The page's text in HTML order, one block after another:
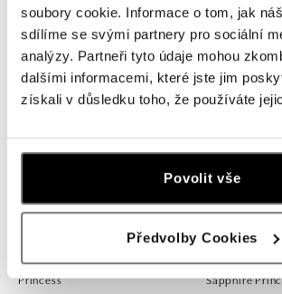
soubory cookie. Informace o tom, jak
sdílíme se svými partnery pro sociální
analýzy. Partneři tyto údaje mohou
dalšími informacemi, které jste jim
získali v důsledku toho, že používáte
Povolit vše
Předvolby Cookies
od 34 834 Kč od 35 063 Kč
Prsten se safírem a diamanty
Princess
Prsten s
Sapphire